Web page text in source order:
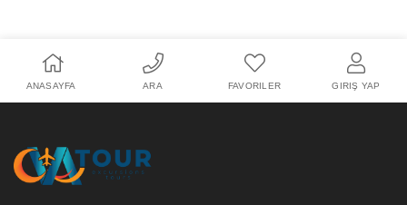
ANASAYFA ARA FAVORILER GIRIŞ YAP